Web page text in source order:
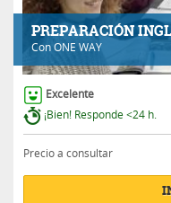
PREPARACIÓN
ConONE WAY
Excelente
¡Bien! Responde <24 h.
Precio a consultar